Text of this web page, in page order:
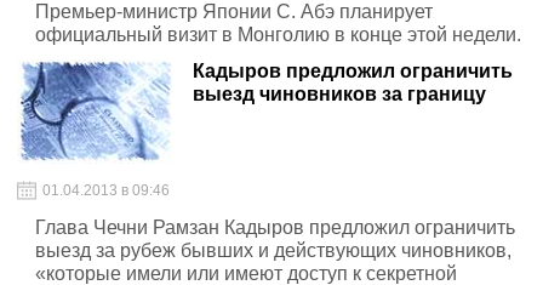
Премьер-министр Японии С. Абэ планирует
официальный визит в Монголию в конце этой недели.
Кадыров предложил ограничить
выезд чиновников за границу
01.04.2013 в 09:46
Глава Чечни Рамзан Кадыров предложил ограничить
выезд за рубеж бывших и действующих чиновников,
«которые имели или имеют доступ к секретной